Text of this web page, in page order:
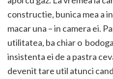
constructie, bunica mea a
macar una – in camera ei.
utilitatea, ba chiar o
insistenta ei de a pastra
devenit tare util atunci